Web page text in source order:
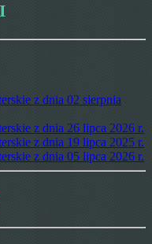
z dnia 02 sierpnia
z dnia 26 lipca 2026 r.
z dnia 19 lipca 2025 r.
z dnia 05 lipca 2026 r.